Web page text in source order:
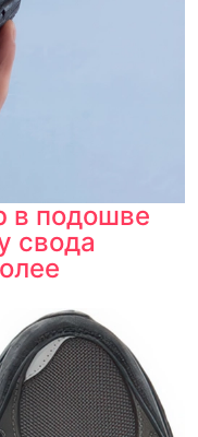
в подошве
свода